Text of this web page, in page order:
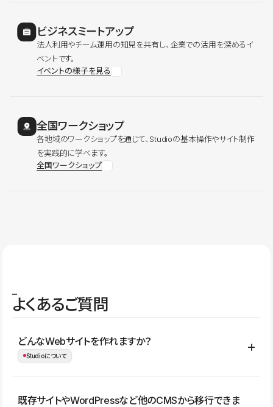
ビジネスミートアップ
法人利用やチーム運用の知見を共有し、企業での活用を深めるイ
ベントです。
イベントの様子を見る
全国ワークショップ
各地域のワークショップを通じて、Studioの基本操作やサイト制作
を実践的に学べます。
全国ワークショップ
よくあるご質問
どんなWebサイトを作れますか？
Studioについて
コーポレートサイト、サービスサイト、LP、採用サイト、ブロ
既存サイトやWordPressなど他のCMSから移行できま